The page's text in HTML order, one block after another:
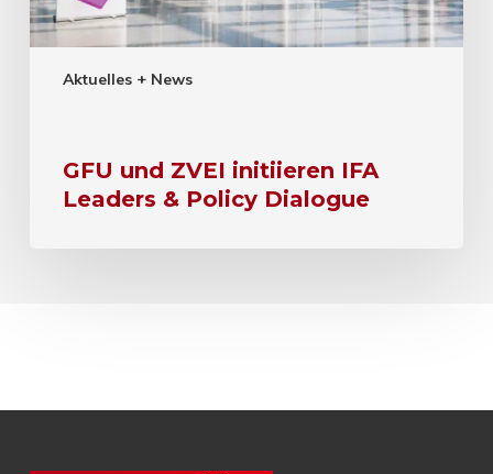
Aktuelles + News
GFU und ZVEI initiieren IFA
Leaders & Policy Dialogue